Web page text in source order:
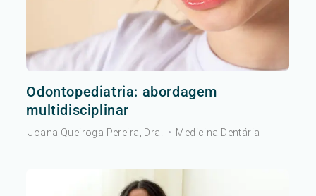
Odontopediatria: abordagem
multidisciplinar
Joana Queiroga Pereira, Dra. • Medicina Dentária